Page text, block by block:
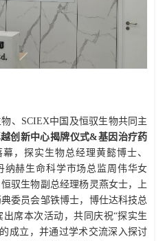
、SCIEX中国及恒驭生物共同主
创新中心揭牌仪式&基因治疗药
幕，探实生物总经理黄懿博士、
纳赫生命科学市场总监周伟华女
驭生物副总经理杨灵燕女士，上
委员会邹铁博士，博仕达科技总
席本次活动，共同庆祝“探实生
成立，并通过学术交流深入探讨